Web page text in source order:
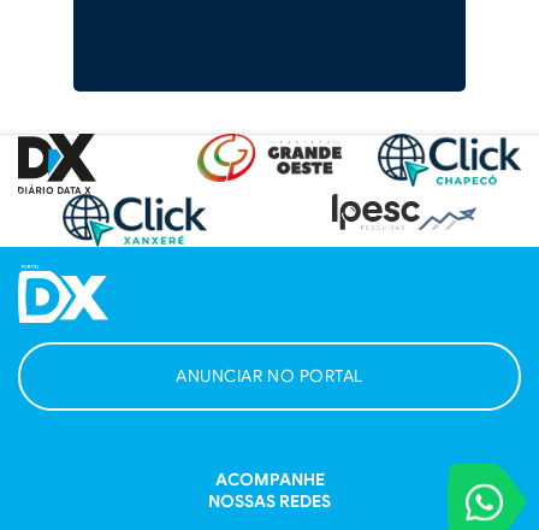
VOCÊ
Entre em
ANUNCIAR NO PORTAL
ACOMPANHE
NOSSAS REDES